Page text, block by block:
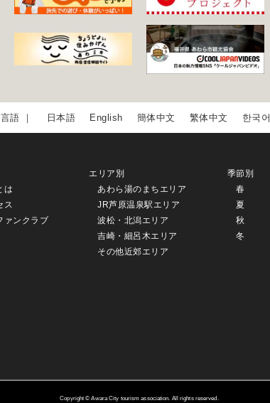
日本語 English 簡体中文 繁体中文 한국어
は
ス
ァンクラブ
エリア別
あわら湯のまちエリア
JR芦原温泉駅エリア
波松・北潟エリア
吉崎・細呂木エリア
その他近郊エリア
季節別
春
夏
秋
冬
Copyright © Awara City tourism association. All rights reserved.